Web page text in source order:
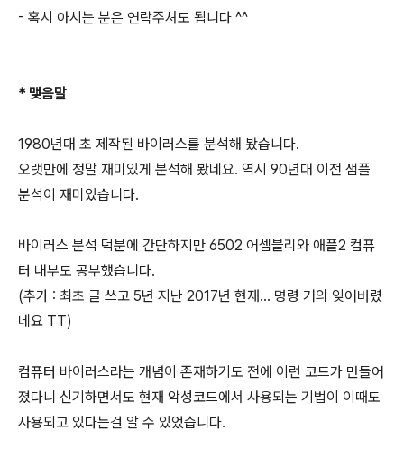
- 혹시 아시는 분은 연락주셔도 됩니다 ^^
* 맺음말
1980년대 초 제작된 바이러스를 분석해 봤습니다.
오랫만에 정말 재미있게 분석해 봤네요. 역시 90년대 이전 샘플
분석이 재미있습니다.
바이러스 분석 덕분에 간단하지만 6502 어셈블리와 애플2 컴퓨
터 내부도 공부했습니다.
(추가 : 최초 글 쓰고 5년 지난 2017년 현재... 명령 거의 잊어버렸
네요 TT)
컴퓨터 바이러스라는 개념이 존재하기도 전에 이런 코드가 만들어
졌다니 신기하면서도 현재 악성코드에서 사용되는 기법이 이때도
사용되고 있다는걸 알 수 있었습니다.